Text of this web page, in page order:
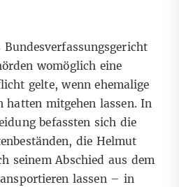
womöglich eine
gelte, wenn ehemalige
hatten mitgehen lassen. In
befassten sich die
die Helmut
seinem Abschied aus dem
lassen – in